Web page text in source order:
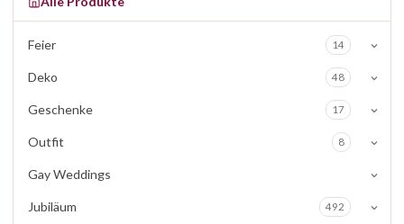
Feier 14
Deko 48
Geschenke 17
Outfit 8
Gay Weddings
Jubiläum 492